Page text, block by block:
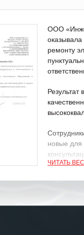
ООО
ремонту
Результат
новые для
ЧИТАТЬ